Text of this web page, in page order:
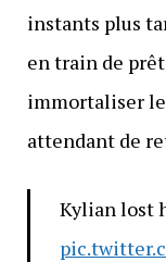
instants plus
en train de
immortaliser
attendant de
Kylian lost